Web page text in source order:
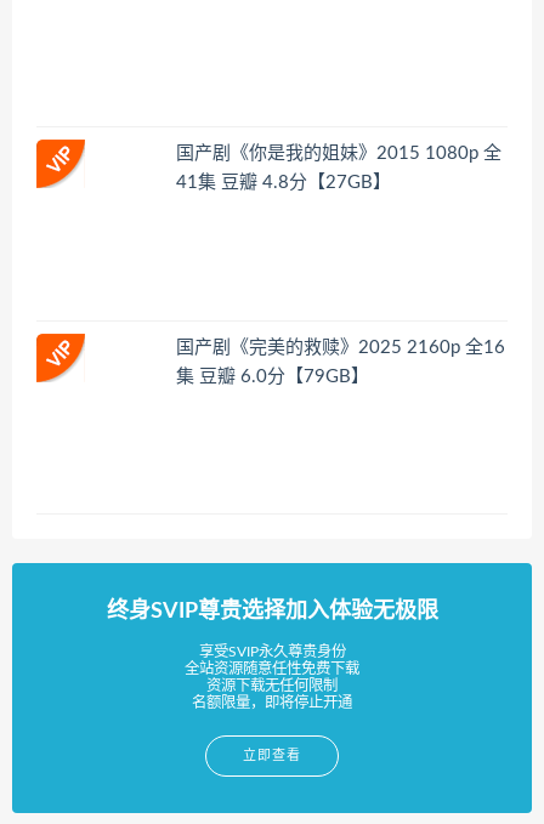
国产剧《你是我的姐妹》2015 1080p 全
41集 豆瓣 4.8分【27GB】
国产剧《完美的救赎》2025 2160p 全16
集 豆瓣 6.0分【79GB】
终身SVIP尊贵选择加入体验无极限
享受SVIP永久尊贵身份
全站资源随意任性免费下载
资源下载无任何限制
名额限量，即将停止开通
立即查看